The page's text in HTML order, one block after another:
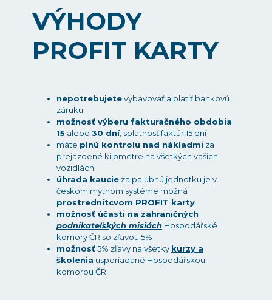
VÝHODY
PROFIT KARTY
nepotrebujetevybavovať a platiť bankovú
záruku
možnosť výberu fakturačného obdobia
15 alebo 30 dní, splatnosť faktúr 15 dní
máte plnú kontrolu nad nákladmi za
prejazdené kilometre na všetkých vašich
vozidlách
úhrada kaucieza palubnú jednotku je v
českom mýtnom systéme možná
prostrednítcvom PROFIT karty
možnosť účasti na zahraničných
podnikateľských misiáchHospodářské
komory ČR so zľavou 5%
možnosť5% zľavy na všetky kurzy a
školenia usporiadané Hospodářskou
komorou ČR